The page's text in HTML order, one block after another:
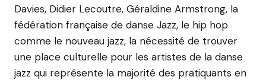
Davies, Didier Lecoutre, Géraldine Armstrong, la
fédération française de danse Jazz, le hip hop
comme le nouveau jazz, la nécessité de trouver
une place culturelle pour les artistes de la danse
jazz qui représente la majorité des pratiquants en